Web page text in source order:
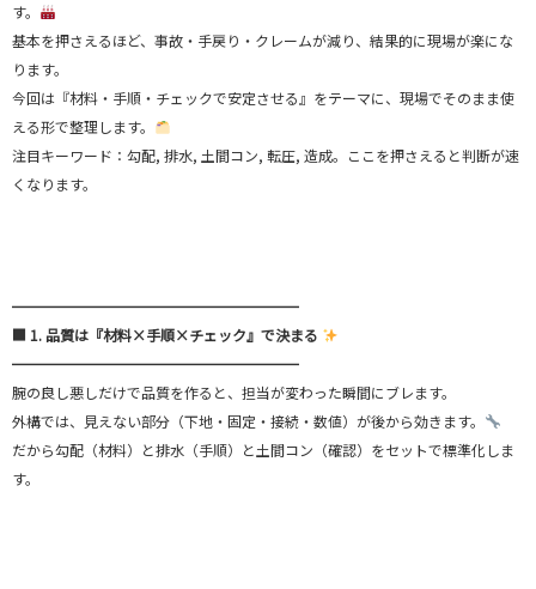
す。
基本を押さえるほど、事故・手戻り・クレームが減り、結果的に現場が楽にな
ります。
今回は『材料・手順・チェックで安定させる』をテーマに、現場でそのまま使
える形で整理します。
注目キーワード：勾配, 排水, 土間コン, 転圧, 造成。ここを押さえると判断が速
くなります。
━━━━━━━━━━━━━━━━━━━━
■ 1. 品質は『材料×手順×チェック』で決まる
━━━━━━━━━━━━━━━━━━━━
腕の良し悪しだけで品質を作ると、担当が変わった瞬間にブレます。
外構では、見えない部分（下地・固定・接続・数値）が後から効きます。
だから勾配（材料）と排水（手順）と土間コン（確認）をセットで標準化しま
す。